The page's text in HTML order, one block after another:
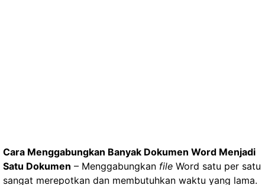
Cara Menggabungkan Banyak Dokumen Word Menjadi
Satu Dokumen – Menggabungkan file Word satu per satu
sangat merepotkan dan membutuhkan waktu yang lama.